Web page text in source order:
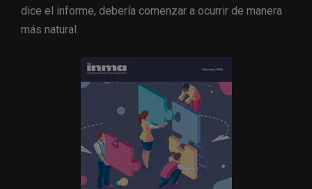
dice el informe, debería comenzar a ocurrir de manera
más natural.